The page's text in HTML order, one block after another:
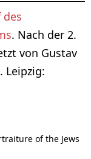
des
. Nach der 2.
von Gustav
Leipzig:
of the Jews